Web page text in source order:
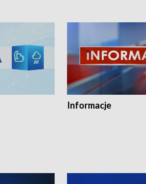
Informacje